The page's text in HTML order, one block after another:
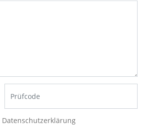
Datenschutzerklärung